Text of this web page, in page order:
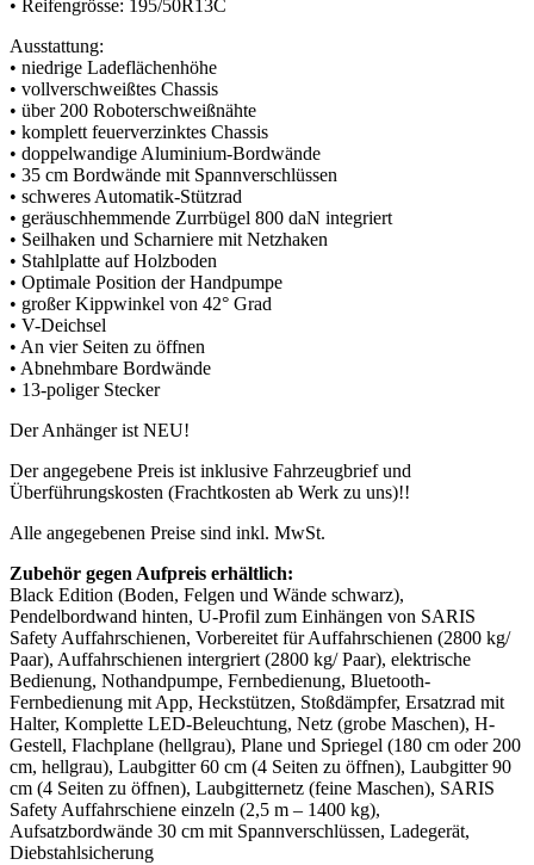
• Reifengrösse: 195/50R13C
Ausstattung:
• niedrige Ladeflächenhöhe
• vollverschweißtes Chassis
• über 200 Roboterschweißnähte
• komplett feuerverzinktes Chassis
• doppelwandige Aluminium-Bordwände
• 35 cm Bordwände mit Spannverschlüssen
• schweres Automatik-Stützrad
• geräuschhemmende Zurrbügel 800 daN integriert
• Seilhaken und Scharniere mit Netzhaken
• Stahlplatte auf Holzboden
• Optimale Position der Handpumpe
• großer Kippwinkel von 42° Grad
• V-Deichsel
• An vier Seiten zu öffnen
• Abnehmbare Bordwände
• 13-poliger Stecker
Der Anhänger ist NEU!
Der angegebene Preis ist inklusive Fahrzeugbrief und
Überführungskosten (Frachtkosten ab Werk zu uns)!!
Alle angegebenen Preise sind inkl. MwSt.
Zubehör gegen Aufpreis erhältlich:
Black Edition (Boden, Felgen und Wände schwarz),
Pendelbordwand hinten, U-Profil zum Einhängen von SARIS
Safety Auffahrschienen, Vorbereitet für Auffahrschienen (2800 kg/
Paar), Auffahrschienen intergriert (2800 kg/ Paar), elektrische
Bedienung, Nothandpumpe, Fernbedienung, Bluetooth-
Fernbedienung mit App, Heckstützen, Stoßdämpfer, Ersatzrad mit
Halter, Komplette LED-Beleuchtung, Netz (grobe Maschen), H-
Gestell, Flachplane (hellgrau), Plane und Spriegel (180 cm oder 200
cm, hellgrau), Laubgitter 60 cm (4 Seiten zu öffnen), Laubgitter 90
cm (4 Seiten zu öffnen), Laubgitternetz (feine Maschen), SARIS
Safety Auffahrschiene einzeln (2,5 m – 1400 kg),
Aufsatzbordwände 30 cm mit Spannverschlüssen, Ladegerät,
Diebstahlsicherung